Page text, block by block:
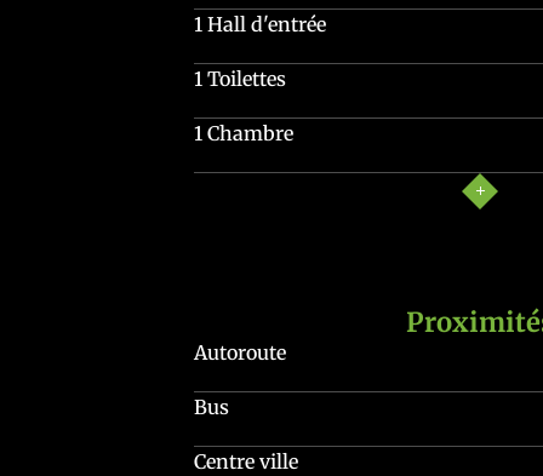
1 Hall d'entrée
1 Toilettes
1 Chambre
Autoroute
Bus
Centre ville